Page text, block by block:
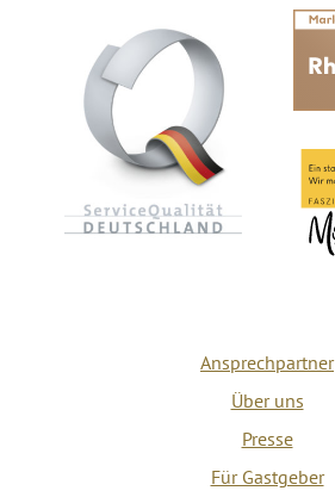
Ansprechpartner
Über uns
Presse
Für Gastgeber